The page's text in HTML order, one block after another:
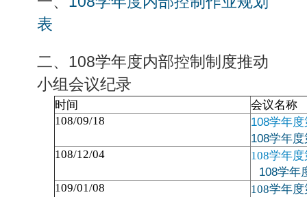
表
二、 108学年度内部控制制度推动
小组会议纪录
时间
会议名称
108/09/18
108学年
108学年
108/12/04
108学年
108学年
109/01/08
108学年